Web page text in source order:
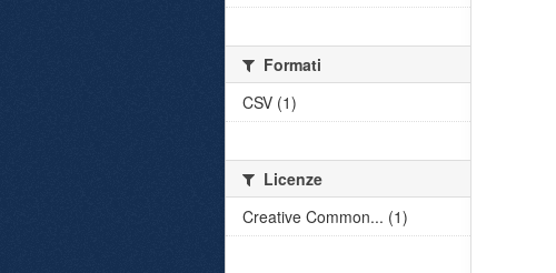
Formati
CSV (1)
Licenze
Creative Common... (1)